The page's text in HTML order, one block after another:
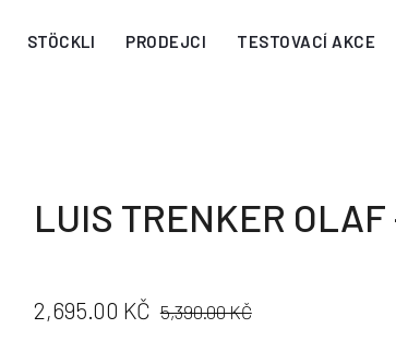
STÖCKLI PRODEJCI TESTOVACÍ AKCE
LUIS TRENKER
CENA:
2,695.00 KČ PŮVODNÍ
CENA:
5,390.00 KČ